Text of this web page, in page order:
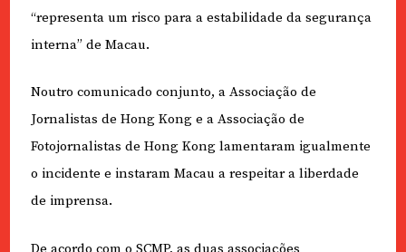
“representa um risco para a estabilidade da segurança
interna” de Macau.
Noutro comunicado conjunto, a Associação de
Jornalistas de Hong Kong e a Associação de
Fotojornalistas de Hong Kong lamentaram igualmente
o incidente e instaram Macau a respeitar a liberdade
de imprensa.
De acordo com o SCMP, as duas associações